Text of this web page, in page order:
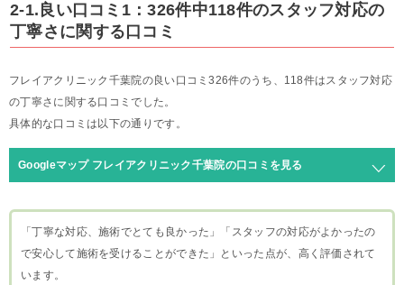
2-1.良い口コミ1：326件中118件のスタッフ対応の
丁寧さに関する口コミ
フレイアクリニック千葉院の良い口コミ326件のうち、118件はスタッフ対応
の丁寧さに関する口コミでした。
具体的な口コミは以下の通りです。
Googleマップ フレイアクリニック千葉院の口コミを見る
「丁寧な対応、施術でとても良かった」「スタッフの対応がよかったの
で安心して施術を受けることができた」といった点が、高く評価されて
います。